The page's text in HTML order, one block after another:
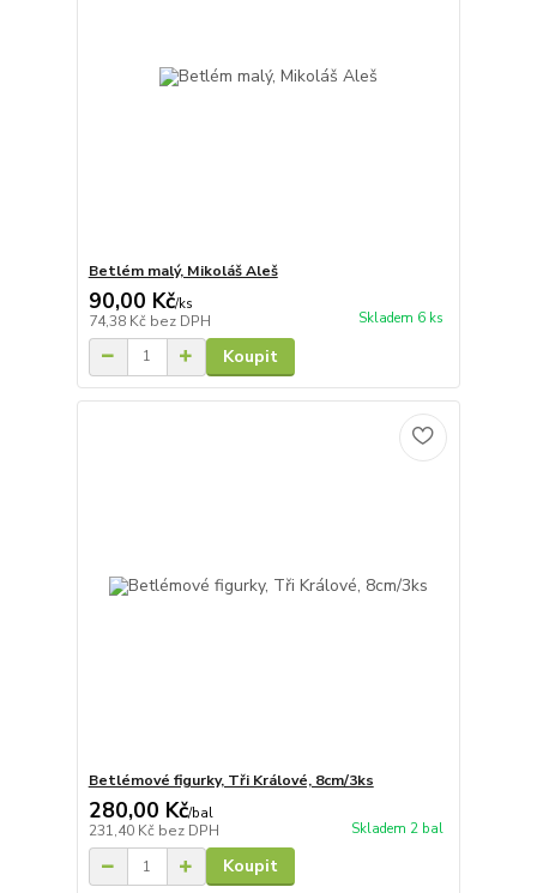
Betlém malý, Mikoláš Aleš
90,00 Kč/ks
74,38 Kč bez DPH Skladem 6 ks
Koupit
Betlémové figurky, Tři Králové, 8cm/3ks
280,00 Kč/bal
231,40 Kč bez DPH Skladem 2 bal
Koupit